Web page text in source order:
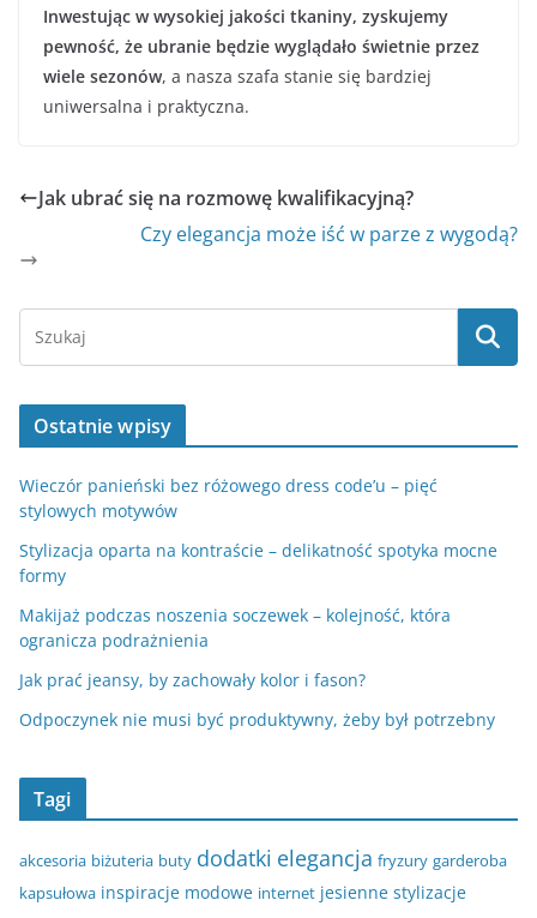
Inwestując w wysokiej jakości tkaniny, zyskujemy
pewność, że ubranie będzie wyglądało świetnie przez
wiele sezonów, a nasza szafa stanie się bardziej
uniwersalna i praktyczna.
Jak ubrać się na rozmowę kwalifikacyjną?
Czy elegancja może iść w parze z wygodą?
Ostatnie wpisy
Wieczór panieński bez różowego dress code’u – pięć
stylowych motywów
Stylizacja oparta na kontraście – delikatność spotyka mocne
formy
Makijaż podczas noszenia soczewek – kolejność, która
ogranicza podrażnienia
Jak prać jeansy, by zachowały kolor i fason?
Odpoczynek nie musi być produktywny, żeby był potrzebny
Tagi
akcesoria biżuteria buty dodatki elegancja fryzury garderoba
kapsułowa inspiracje modowe internet jesienne stylizacje